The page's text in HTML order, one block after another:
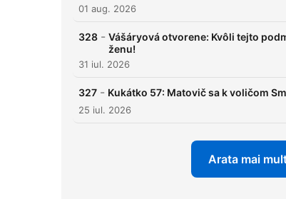
01 aug. 2026
328 - Vášáryová otvorene: Kvôli tejto
ženu!
31 iul. 2026
327 - Kukátko 57: Matovič sa k voličom
25 iul. 2026
Arata mai